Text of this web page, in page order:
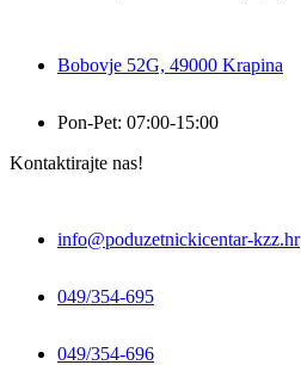
Bobovje 52G, 49000 Krapina
Pon-Pet: 07:00-15:00
Kontaktirajte nas!
info@poduzetnickicentar-kzz.hr
049/354-695
049/354-696